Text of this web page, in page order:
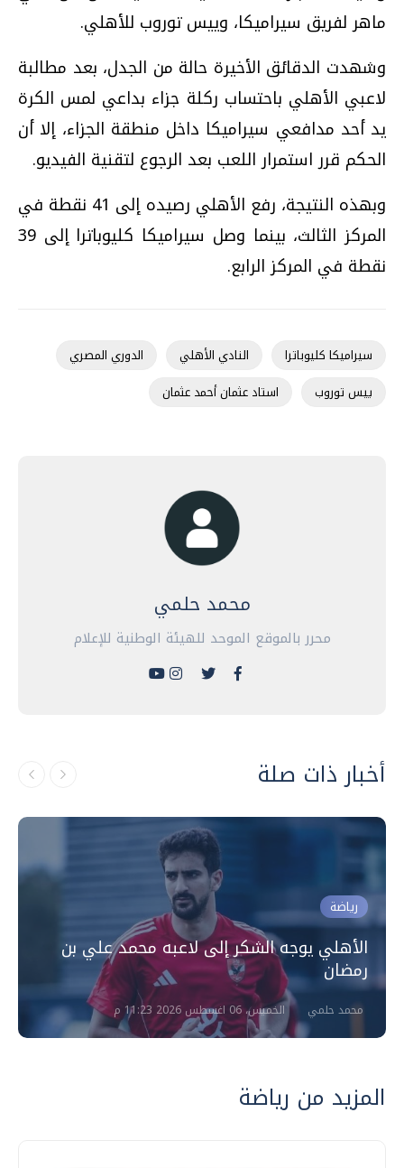
ماهر لفريق سيراميكا، وييس توروب للأهلي.
وشهدت الدقائق الأخيرة حالة من الجدل، بعد مطالبة
لاعبي الأهلي باحتساب ركلة جزاء بداعي لمس الكرة
يد أحد مدافعي سيراميكا داخل منطقة الجزاء، إلا أن
الحكم قرر استمرار اللعب بعد الرجوع لتقنية الفيديو.
وبهذه النتيجة، رفع الأهلي رصيده إلى 41 نقطة في
المركز الثالث، بينما وصل سيراميكا كليوباترا إلى 39
نقطة في المركز الرابع.
سيراميكا كليوباترا النادي الأهلي
الدوري المصري
ييس توروب
استاد عثمان أحمد عثمان
محمد حلمي
محرر بالموقع الموحد للهيئة الوطنية للإعلام
أخبار ذات صلة
رياضة
الأهلي يوجه الشكر إلى لاعبه محمد علي بن
رمضان
محمد حلمي الخميس، 06 اغسطس 2026 11:23 م
المزيد من رياضة